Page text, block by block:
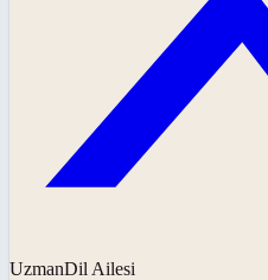
UzmanDil Ailesi